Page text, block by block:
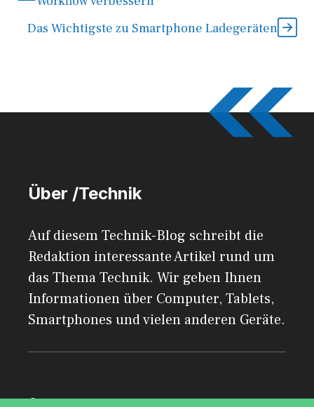
Das Wichtigste zu Smartphone Ladegeräten
Über /Technik
Auf diesem Technik-Blog schreibt die
Redaktion interessante Artikel rund um
das Thema Technik. Wir geben Ihnen
Informationen über Computer, Tablets,
Smartphones und vielen anderen Geräte.
© 2026 AdSimple GmbH